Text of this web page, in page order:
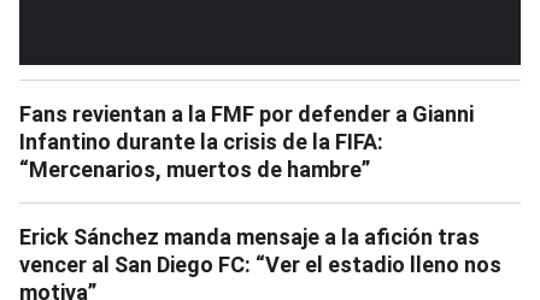
Fans revientan a la FMF por defender a Gianni
Infantino durante la crisis de la FIFA:
“Mercenarios, muertos de hambre”
Erick Sánchez manda mensaje a la afición tras
vencer al San Diego FC: “Ver el estadio lleno nos
motiva”